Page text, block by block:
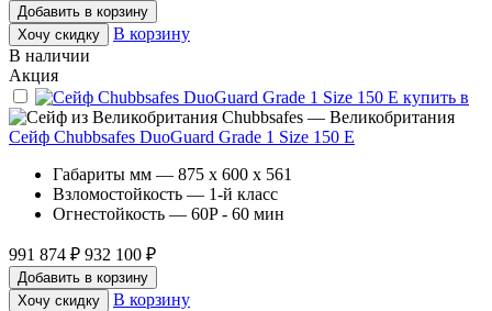
Добавить в корзину
Хочу скидку
В корзину
В наличии
Акция
Chubbsafes — Великобритания
Сейф Chubbsafes DuoGuard Grade 1 Size 150 E
Габариты мм — 875 x 600 x 561
Взломостойкость — 1-й класс
Огнестойкость — 60P - 60 мин
991 874 ₽ 932 100 ₽
Добавить в корзину
Хочу скидку
В корзину